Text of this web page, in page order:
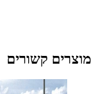
מוצרים קשורים